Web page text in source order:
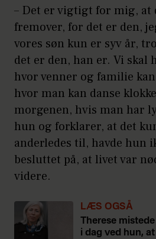
– Det er vigtigt for mig, at
fremover, for det er den,
vores søn kun er syv år,
det er den, han er. Vi skal
hvor venner og familie
hvor man kan danse
morgenen, hvis man har
hun og forklarer, at det
anderledes til, havde hun
besluttet på, at livet var
videre.
LÆS OGSÅ
Therese
i dag ved hun,